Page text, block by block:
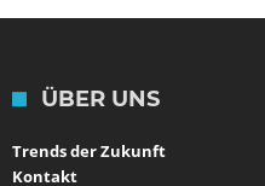
ÜBER UNS
Trends der Zukunft
Kontakt